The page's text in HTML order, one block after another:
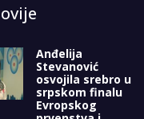
Anđelija
Stevanović
osvojila srebro u
srpskom finalu
Evropskog